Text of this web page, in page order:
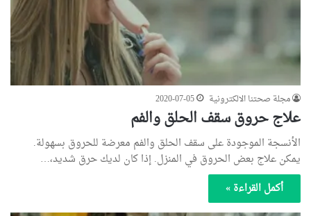
مجلة صحتنا الالكترونية 2020-07-05
علاج حروق سقف الحلق والفم
الأنسجة الموجودة على سقف الحلق والفم معرضة للحروق بسهولة.
يمكن علاج بعض الحروق في المنزل. إذا كان لديك حرق شديد،…
أكمل القراءة »